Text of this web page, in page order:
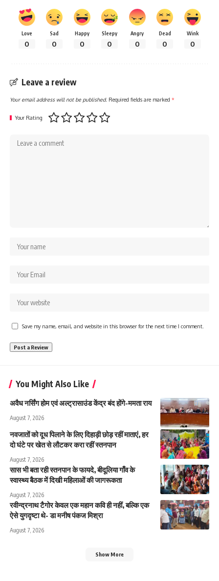
Love
0
Sad
0
Happy
0
Sleepy
0
Angry
0
Dead
0
Wink
0
Leave a review
Your email address will not be published. Required fields are marked *
Your Rating
Save my name, email, and website in this browser for the next time I comment.
You Might Also Like
अवैध नर्सिंग होम एवं अल्ट्रासाउंड केंद्र बंद होंगे-ममता राय
August 7, 2026
नवजातों को दूध पिलाने के लिए दिहाड़ी छोड़ रहीं माताएं, हर
दो घंटे पर खेत से लौटकर करा रहीं स्तनपान
August 7, 2026
सास भी बता रही स्तनपान के फायदे, बीदूलिया गाँव के
स्वास्थ्य बैठक में दिखी महिलाओं की जागरूकता
August 7, 2026
रवीन्द्रनाथ टैगोर केवल एक महान कवि ही नहीं, बल्कि एक
ऐसे युगदृष्टा थे- डा मनीष पंकज मिश्रा
August 7, 2026
Show More